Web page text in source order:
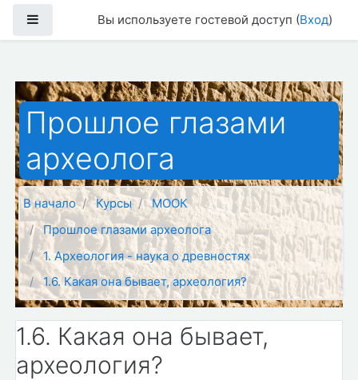
Боковая панельВы используете гостевой доступ (Вход)
Прошлое глазами
археолога
В начало Курсы
МООК
Прошлое глазами археолога
1. Археология - наука о древностях
1.6. Какая она бывает, археология?
1.6. Какая она бывает,
археология?